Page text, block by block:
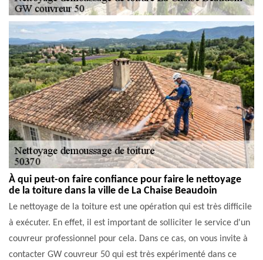
À qui peut-on faire confiance pour faire le nettoyage
de la toiture dans la ville de La Chaise Beaudoin
Le nettoyage de la toiture est une opération qui est très difficile
à exécuter. En effet, il est important de solliciter le service d'un
couvreur professionnel pour cela. Dans ce cas, on vous invite à
contacter GW couvreur 50 qui est très expérimenté dans ce